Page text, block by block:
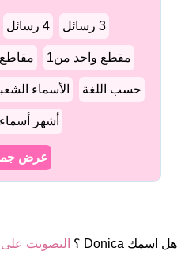
3 رسائل 4 رسائل
مقطع واحد من1 مقاطع2
حسب اللغة الأسماء
أشهر أسماء
عرض
هل اسمك Donica ؟ التصويت